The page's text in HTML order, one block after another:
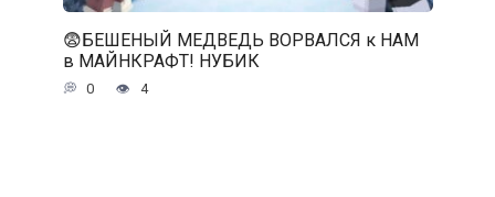
😨БЕШЕНЫЙ МЕДВЕДЬ ВОРВАЛСЯ к НАМ
в МАЙНКРАФТ! НУБИК
0 4